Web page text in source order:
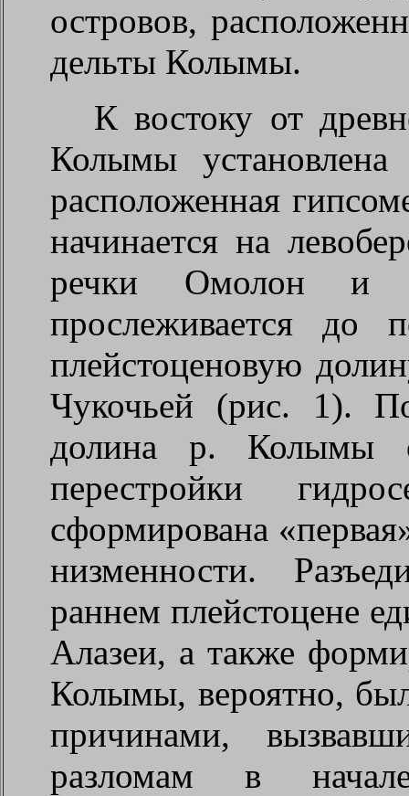
островов,
дельты Колымы.
К востоку от
Колымы
расположенная
начинается на
речки Омолон и
прослеживается до
плейстоценовую
Чукочьей (рис. 1).
долина р. Колымы
перестройки
сформирована
низменности.
раннем плейстоцене
Алазеи, а также
Колымы, вероятно,
причинами,
разломам в